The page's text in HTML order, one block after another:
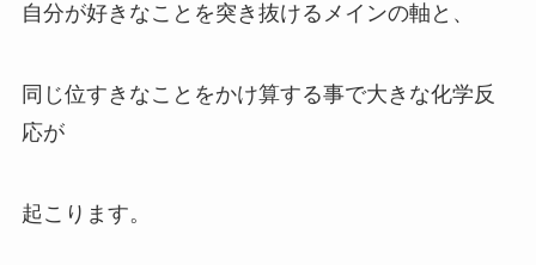
自分が好きなことを突き抜けるメインの軸と、
同じ位すきなことをかけ算する事で大きな化学反
応が
起こります。